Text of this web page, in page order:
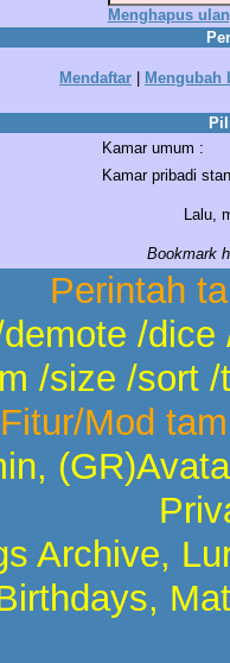
Menghapus
Mendaftar Mengubah
Kamar umum :
Kamar pribadi
Lalu,
Bookmark
Perintah
/
/size /sort
Fitur/Mod
Archive,